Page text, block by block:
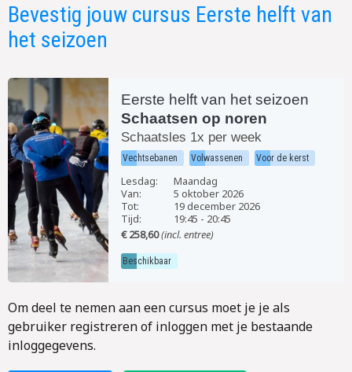
Bevestig jouw cursus Eerste helft van
het seizoen
Eerste helft van het seizoen
Schaatsen op noren
Schaatsles 1x per week
Vechtsebanen Volwassenen Voor de kerst
Lesdag:
Maandag
Van:
5 oktober 2026
Tot:
19 december 2026
Tijd:
19:45 - 20:45
€ 258,60(incl. entree)
Beschikbaar
Om deel te nemen aan een cursus moet je je als
gebruiker registreren of inloggen met je bestaande
inloggegevens.